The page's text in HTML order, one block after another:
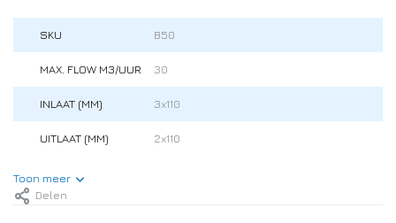
SKU B50
MAX. FLOW M3/UUR 30
INLAAT (MM) 3x110
UITLAAT (MM) 2x110
Toon meer
Delen